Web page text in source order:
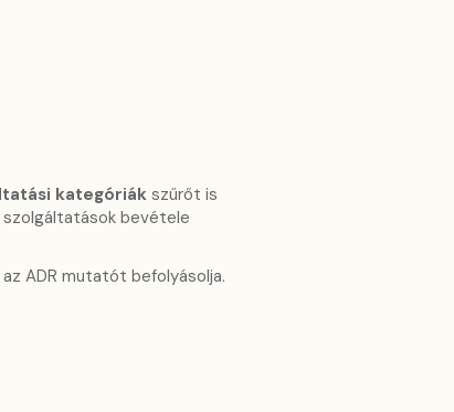
kategóriákszűrőt is
szolgáltatások bevétele
ADR mutatót befolyásolja.